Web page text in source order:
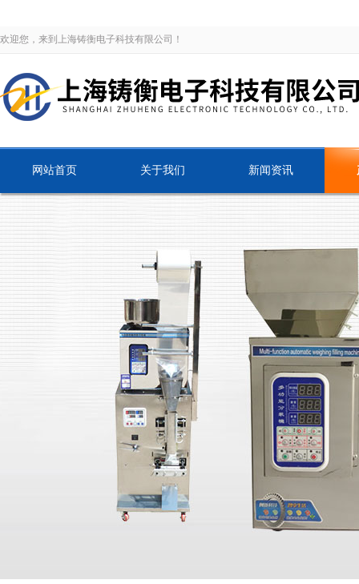
欢迎您，来到上海铸衡电子科技有限公司！
网站首页 关于我们 新闻资讯